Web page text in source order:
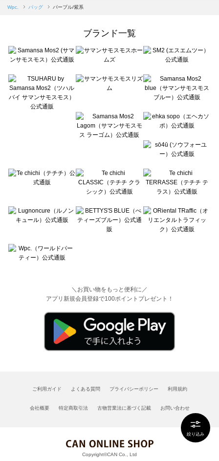
絞り込み
Samansa Mos2 blue（サマンサモスモス ブルー）のバッグ一覧
sō4ū（ソウフォーユー）のバッグ一覧
Te chichi（テチチ）のバッグ一覧
Te chichi CLASSIC（テチチ クラシック）のバッグ一覧
Lugnoncure（ルノンキュール）のバッグ一覧
BETTY'S BLUE（べティーズブルー）のバッグ一覧
Wpc.（ワールドパーティー）のバッグ一覧
Wpc. バッグ パープル/紫系
ブランド一覧
＼お買い物をもっと便利に／
アプリ新規会員登録で100ポイントプレゼント！
ご利用ガイド よくある質問 プライバシーポリシー 利用規約
会社概要 特定商取引法 古物営業法に基づく記載 お問い合わせ
Copyright©CAN Co., Ltd